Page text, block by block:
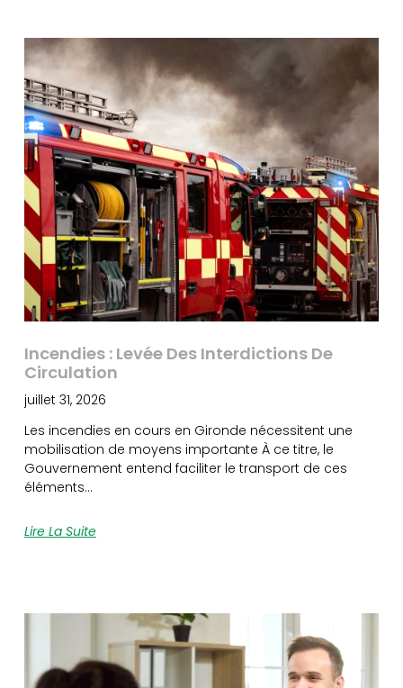
Incendies : Levée Des Interdictions De
Circulation
juillet 31, 2026
Les incendies en cours en Gironde nécessitent une
mobilisation de moyens importante À ce titre, le
Gouvernement entend faciliter le transport de ces
éléments…
Lire La Suite